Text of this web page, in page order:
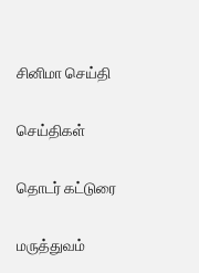
சினிமா செய்தி
செய்திகள்
தொடர் கட்டுரை
மருத்துவம்